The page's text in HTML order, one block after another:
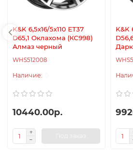
K&K 6,5x16/5x110 ET37
D65,1 Оклахома (КС998)
Алмаз черный
WHS512008
10440.00р.
K&K